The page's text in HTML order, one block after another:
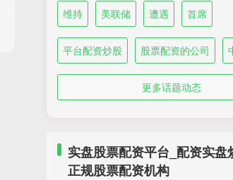
维持 美联储 遭遇 首席
平台配资炒股 股票配资的公司
更多话题动态
实盘股票配资平台_配资实盘
正规股票配资机构